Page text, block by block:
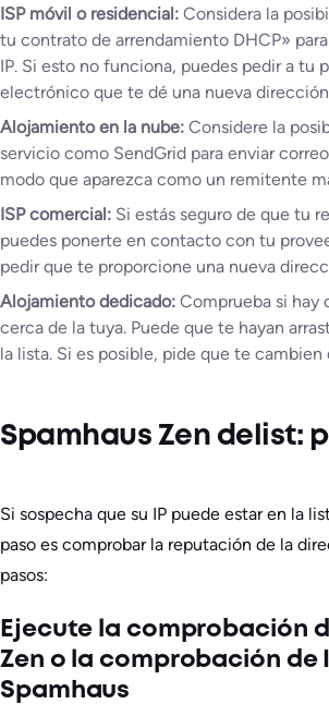
ISP móvil o residencial: Considera la
tu contrato de arrendamiento DHCP»
IP. Si esto no funciona, puedes pedir a tu
electrónico que te dé una nueva dirección
Alojamiento en la nube: Considere la
servicio como SendGrid para enviar
modo que aparezca como un remitente
ISP comercial: Si estás seguro de que tu
puedes ponerte en contacto con tu
pedir que te proporcione una nueva
Alojamiento dedicado: Comprueba si hay
cerca de la tuya. Puede que te hayan
la lista. Si es posible, pide que te cambien
Spamhaus Zen delist:
Si sospecha que su IP puede estar en la
paso es comprobar la reputación de la
pasos:
Ejecute la comprobación
Zen o la comprobación de
Spamhaus